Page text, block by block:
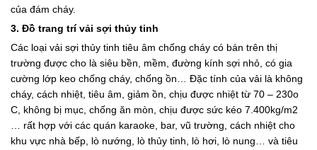
của đám cháy.
3. Đồ trang trí vải sợi thủy tinh
Các loại vải sợi thủy tinh tiêu âm chống cháy có bán trên thị
trường được cho là siêu bền, mềm, đường kính sợi nhỏ, có gia
cường lớp keo chống cháy, chống ồn… Đặc tính của vải là không
cháy, cách nhiệt, tiêu âm, giảm ồn, chịu được nhiệt từ 70 – 230o
C, không bị mục, chống ăn mòn, chịu được sức kéo 7.400kg/m2
… rất hợp với các quán karaoke, bar, vũ trường, cách nhiệt cho
khu vực nhà bếp, lò nướng, lò thủy tinh, lò hơi, lò nung… và tiêu